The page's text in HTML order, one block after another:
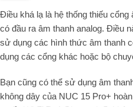
Điều khá lạ là hệ thống thiếu
có đầu ra âm thanh analog. Điều
sử dụng các hình thức âm thanh
dụng các cổng khác hoặc bộ
Bạn cũng có thể sử dụng âm
không dây của NUC 15 Pro+